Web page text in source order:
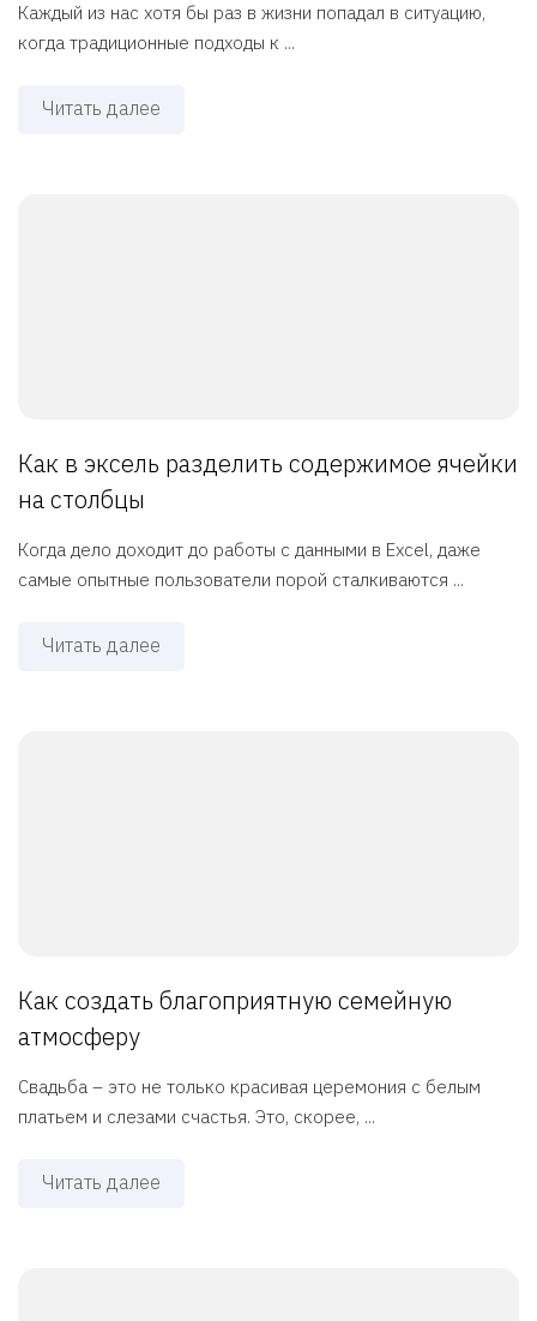
Каждый из нас хотя бы раз в жизни попадал в ситуацию,
когда традиционные подходы к ...
Читать далее
Как в эксель разделить содержимое ячейки
на столбцы
Когда дело доходит до работы с данными в Excel, даже
самые опытные пользователи порой сталкиваются ...
Читать далее
Как создать благоприятную семейную
атмосферу
Свадьба – это не только красивая церемония с белым
платьем и слезами счастья. Это, скорее, ...
Читать далее